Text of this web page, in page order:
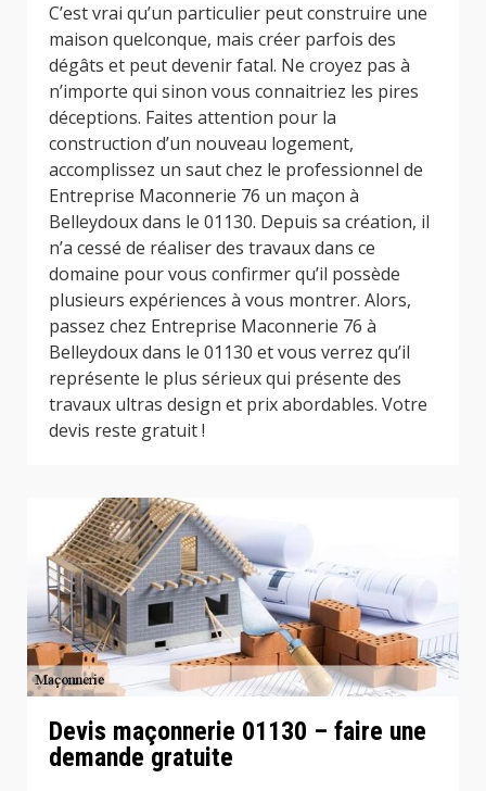
C’est vrai qu’un particulier peut construire une
maison quelconque, mais créer parfois des
dégâts et peut devenir fatal. Ne croyez pas à
n’importe qui sinon vous connaitriez les pires
déceptions. Faites attention pour la
construction d’un nouveau logement,
accomplissez un saut chez le professionnel de
Entreprise Maconnerie 76 un maçon à
Belleydoux dans le 01130. Depuis sa création, il
n’a cessé de réaliser des travaux dans ce
domaine pour vous confirmer qu’il possède
plusieurs expériences à vous montrer. Alors,
passez chez Entreprise Maconnerie 76 à
Belleydoux dans le 01130 et vous verrez qu’il
représente le plus sérieux qui présente des
travaux ultras design et prix abordables. Votre
devis reste gratuit !
Devis maçonnerie 01130 – faire une
demande gratuite